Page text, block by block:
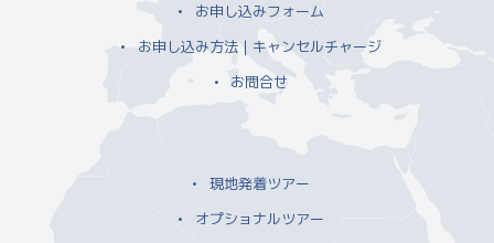
お申し込みフォーム
お申し込み方法｜キャンセルチャージ
お問合せ
現地発着ツアー
オプショナルツアー